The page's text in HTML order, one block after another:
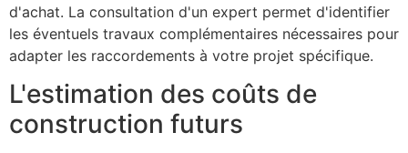
d'achat. La consultation d'un expert permet d'identifier
les éventuels travaux complémentaires nécessaires pour
adapter les raccordements à votre projet spécifique.
L'estimation des coûts de
construction futurs